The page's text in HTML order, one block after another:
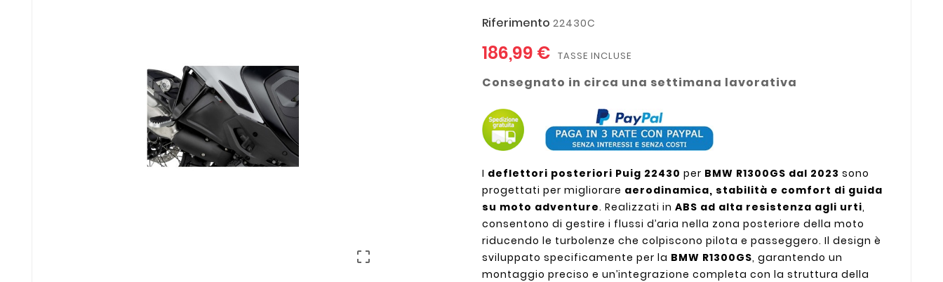

Riferimento 22430C
186,99 € TASSE INCLUSE
Consegnato in circa una settimana lavorativa
I deflettori posteriori Puig 22430 per BMW R1300GS dal 2023 sono
progettati per migliorare aerodinamica, stabilità e comfort di guida
su moto adventure. Realizzati in ABS ad alta resistenza agli urti,
consentono di gestire i flussi d’aria nella zona posteriore della moto
riducendo le turbolenze che colpiscono pilota e passeggero. Il design è
sviluppato specificamente per la BMW R1300GS, garantendo un
montaggio preciso e un’integrazione completa con la struttura della